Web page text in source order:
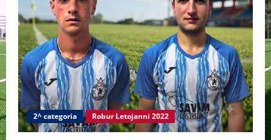
2^ categoria Robur Letojanni 2022